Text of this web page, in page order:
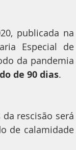
publicada na
Especial de
da pandemia
de 90 dias.
de calamidade